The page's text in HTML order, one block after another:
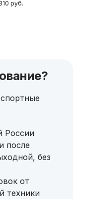
руб.
России
после
без
от
техники